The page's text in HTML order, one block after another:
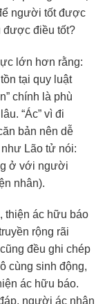
người tốt được
được điều tốt?
lớn hơn rằng:
tại quy luật
chính là phù
“Ác” vì đi
bản nên dễ
Lão tử nói:
ở với người
nhân).
thiện ác hữu báo
rộng rãi
đều ghi chép
cùng sinh động,
ác hữu báo.
người ác nhận